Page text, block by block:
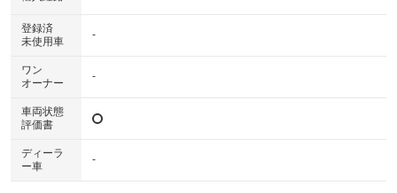
登録済
未使用車
-
ワン
オーナー
-
車両状態
評価書
ディーラ
ー車
-